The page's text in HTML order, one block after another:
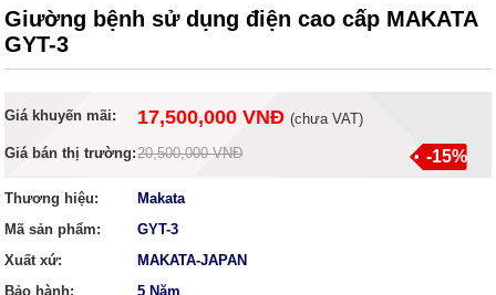
Giường bệnh sử dụng điện cao cấp MAKATA
GYT-3
Giá khuyến mãi: 17,500,000 VNĐ (chưa VAT)
Giá bán thị trường:20,500,000 VNĐ -15%
Thương hiệu:
Makata
Mã sản phẩm:
GYT-3
Xuất xứ:
MAKATA-JAPAN
Bảo hành:
5 Năm